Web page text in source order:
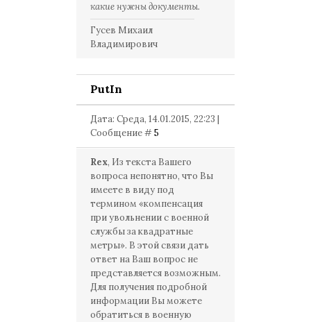
какие нужны документы.
Гусев Михаил
Владимирович
PutIn
Дата: Среда, 14.01.2015, 22:23 |
Сообщение #5
Rex, Из текста Вашего
вопроса непонятно, что Вы
имеете в виду под
термином «компенсация
при увольнении с военной
службы за квадратные
метры». В этой связи дать
ответ на Ваш вопрос не
представляется возможным.
Для получения подробной
информации Вы можете
обратиться в военную